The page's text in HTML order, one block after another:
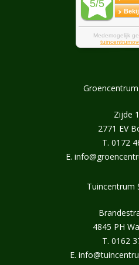
Zijde
2771 EV
T. 0172
E.
Tuincentrum
4845 PH
T. 0162
E.